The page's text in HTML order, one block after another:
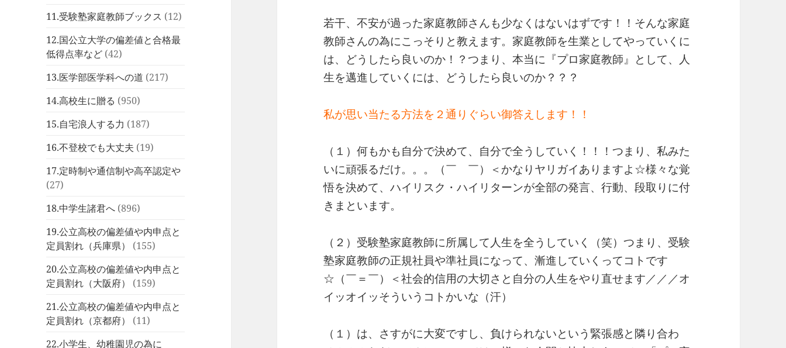
11.受験塾家庭教師ブックス (12)
12.国公立大学の偏差値と合格最
低得点率など (42)
13.医学部医学科への道 (217)
14.高校生に贈る (950)
15.自宅浪人する力 (187)
16.不登校でも大丈夫 (19)
17.定時制や通信制や高卒認定や
(27)
18.中学生諸君へ (896)
19.公立高校の偏差値や内申点と
定員割れ（兵庫県）
(155)
20.公立高校の偏差値や内申点と
定員割れ（大阪府）
(159)
21.公立高校の偏差値や内申点と
定員割れ（京都府）
(11)
22.小学生、幼稚園児の為に
若干、不安が過った家庭教師さんも少なくはないはずです！！そんな家庭
教師さんの為にこっそりと教えます。家庭教師を生業としてやっていくに
は、どうしたら良いのか！？つまり、本当に『プロ家庭教師』として、人
生を邁進していくには、どうしたら良いのか？？？
私が思い当たる方法を２通りぐらい御答えします！！
（１）何もかも自分で決めて、自分で全うしていく！！！つまり、私みた
いに頑張るだけ。。。（￣ ￣）＜かなりヤリガイありますよ☆様々な覚
悟を決めて、ハイリスク・ハイリターンが全部の発言、行動、段取りに付
きまといます。
（２）受験塾家庭教師に所属して人生を全うしていく（笑）つまり、受験
塾家庭教師の正規社員や準社員になって、漸進していくってコトです
☆（￣＝￣）＜社会的信用の大切さと自分の人生をやり直せます／／／オ
イッオイッそういうコトかいな（汗）
（１）は、さすがに大変ですし、負けられないという緊張感と隣り合わ